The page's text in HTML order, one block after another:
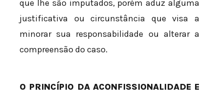
que lhe são imputados, porém aduz alguma
justificativa ou circunstância que visa a
minorar sua responsabilidade ou alterar a
compreensão do caso.
O PRINCÍPIO DA ACONFISSIONALIDADE E